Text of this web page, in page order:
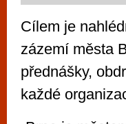
Cílem je
zázemí města
přednášky,
každé